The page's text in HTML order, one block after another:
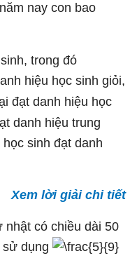
nay con bao
trong đó
hiệu học sinh giỏi,
đạt danh hiệu học
danh hiệu trung
sinh đạt danh
Xem lời giải chi tiết
nhật có chiều dài 50
dụng